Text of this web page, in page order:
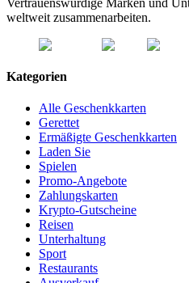
weltweit zusammenarbeiten.
Kategorien
Alle Geschenkkarten
Gerettet
Ermäßigte Geschenkkarten
Laden Sie
Spielen
Promo-Angebote
Zahlungskarten
Krypto-Gutscheine
Reisen
Unterhaltung
Sport
Restaurants